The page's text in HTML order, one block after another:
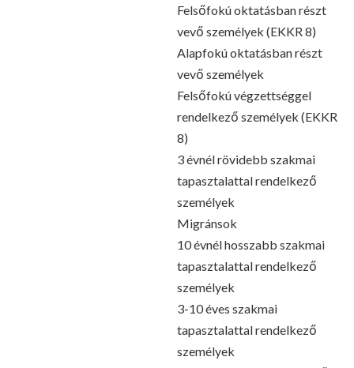
Felsőfokú oktatásban részt
vevő személyek (EKKR 8)
Alapfokú oktatásban részt
vevő személyek
Felsőfokú végzettséggel
rendelkező személyek (EKKR
8)
3 évnél rövidebb szakmai
tapasztalattal rendelkező
személyek
Migránsok
10 évnél hosszabb szakmai
tapasztalattal rendelkező
személyek
3-10 éves szakmai
tapasztalattal rendelkező
személyek